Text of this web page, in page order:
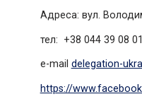
Адреса: вул.
тел: +38 044 39 08
e-mail delegation-
https://